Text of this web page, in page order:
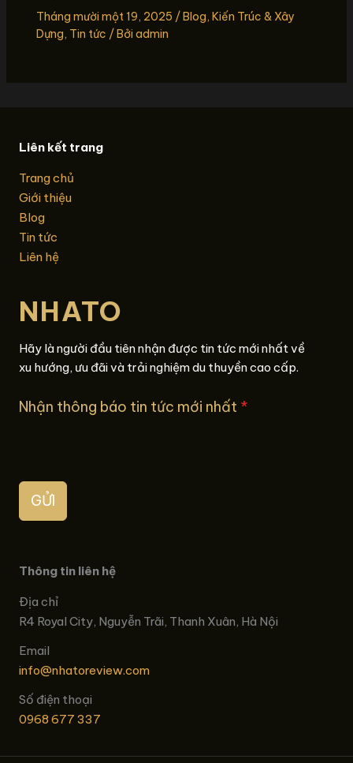
Tháng mười một 19, 2025 /Blog, Kiến Trúc & Xây
Dựng, Tin tức / Bởi admin
Liên kết trang
Trang chủ
Giới thiệu
Blog
Tin tức
Liên hệ
NHATO
Hãy là người đầu tiên nhận được tin tức mới nhất về
xu hướng, ưu đãi và trải nghiệm du thuyền cao cấp.
Nhận thông báo tin tức mới nhất *
GỬI
Thông tin liên hệ
Địa chỉ
R4 Royal City, Nguyễn Trãi, Thanh Xuân, Hà Nội
Email
info@nhatoreview.com
Số điện thoại
0968 677 337